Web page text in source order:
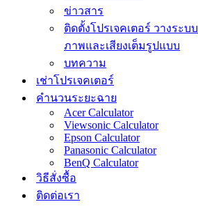
ข่าวสาร
ติดตั้งโปรเจคเตอร์ วางระบบ
ภาพและเสียงเต็มรูปแบบ
บทความ
เช่าโปรเจคเตอร์
คำนวนระยะฉาย
Acer Calculator
Viewsonic Calculator
Epson Calculator
Panasonic Calculator
BenQ Calculator
วิธีสั่งซื้อ
ติดต่อเรา